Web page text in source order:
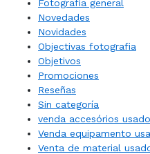
Fotografía general
Novedades
Novidades
Objectivas fotografia
Objetivos
Promociones
Reseñas
Sin categoría
venda accesórios
Venda equipamento
Venta de material